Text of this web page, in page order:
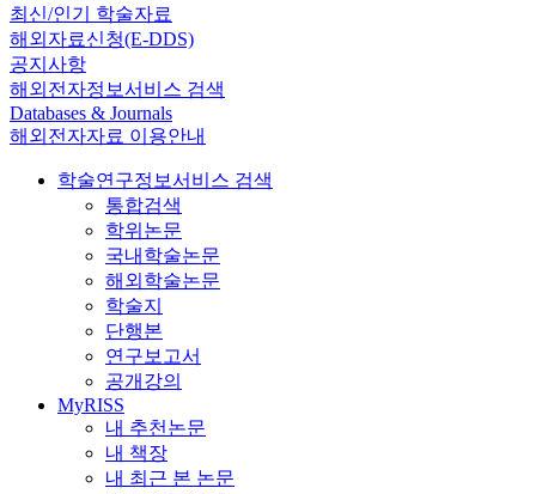
최신/인기 학술자료
해외자료신청(E-DDS)
공지사항
해외전자정보서비스 검색
Databases & Journals
해외전자자료 이용안내
학술연구정보서비스 검색
통합검색
학위논문
국내학술논문
해외학술논문
학술지
단행본
연구보고서
공개강의
MyRISS
내 추천논문
내 책장
내 최근 본 논문